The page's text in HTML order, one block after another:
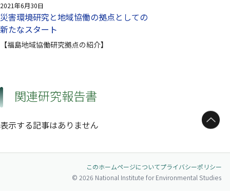
2021年6月30日
災害環境研究と地域協働の拠点としての
新たなスタート
【福島地域協働研究拠点の紹介】
関連研究報告書
表示する記事はありません ページトップへ
このホームページについてプライバシーポリシー
© 2026 National Institute for Environmental Studies